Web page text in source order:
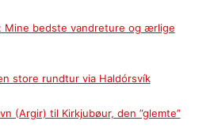
Mine bedste vandreture og ærlige
store rundtur via Haldórsvík
(Argir) til Kirkjubøur, den ”glemte”